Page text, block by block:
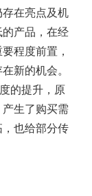
在亮点及机
产品，在经
程度前置，
新的机会。
的提升，原
生了购买需
也给部分传